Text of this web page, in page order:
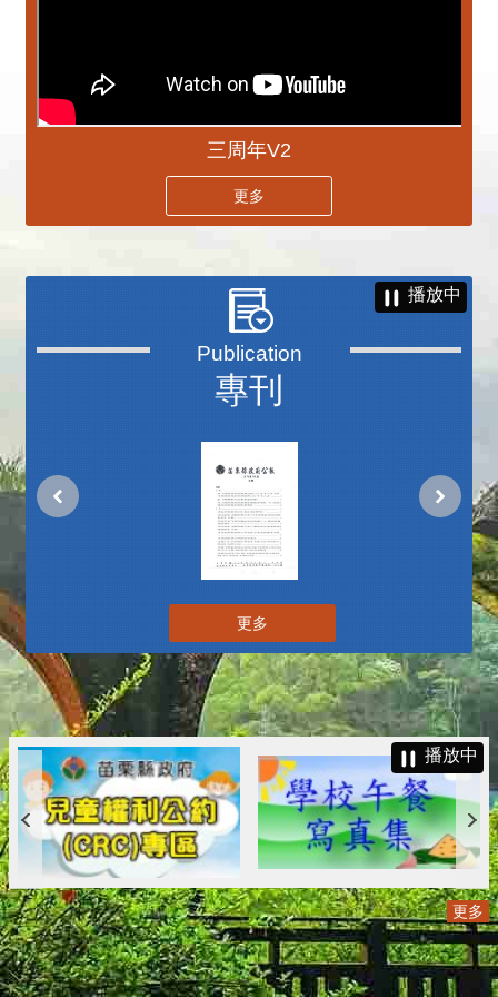
三周年V2
更多
專刊
播放中
更多
播放中
更多